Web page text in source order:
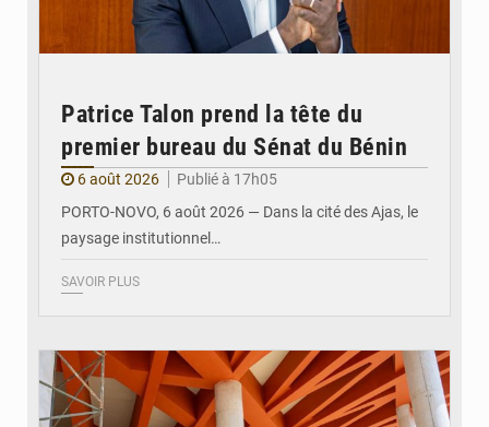
Patrice Talon prend la tête du
premier bureau du Sénat du Bénin
6 août 2026
Publié à 17h05
PORTO-NOVO, 6 août 2026 — Dans la cité des Ajas, le
paysage institutionnel…
SAVOIR PLUS